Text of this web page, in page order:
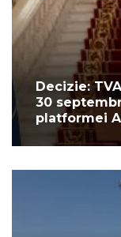
Decizie:
30
platformei